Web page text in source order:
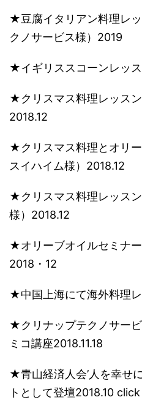
★豆腐イタリアン料理レ
クノサービス様）2019
★イギリススコーンレッ
★クリスマス料理レッスン
2018.12
​★クリスマス料理とオリ
スイハイム様）2018.12
​★クリスマス料理レッス
様）2018.12
★オリーブオイルセミナー
2018・12
★中国上海にて海外料理
★クリナップテクノサー
ミコ講座2018.11.18
​★青山経済人会’人を幸せ
トとして登壇2018.10 click